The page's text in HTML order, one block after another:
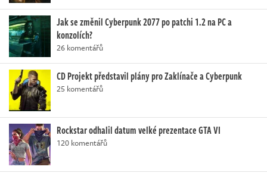
Jak se změnil Cyberpunk 2077 po patchi 1.2 na PC a
konzolích?
26 komentářů
CD Projekt představil plány pro Zaklínače a Cyberpunk
25 komentářů
Rockstar odhalil datum velké prezentace GTA VI
120 komentářů